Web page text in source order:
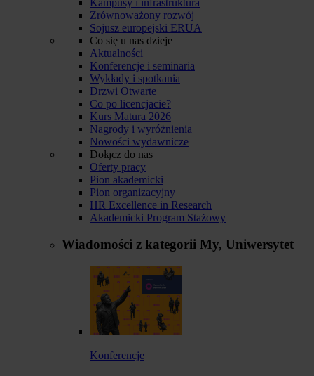
Zrównoważony rozwój
Sojusz europejski ERUA
Co się u nas dzieje
Aktualności
Konferencje i seminaria
Wykłady i spotkania
Drzwi Otwarte
Co po licencjacie?
Kurs Matura 2026
Nagrody i wyróżnienia
Nowości wydawnicze
Dołącz do nas
Oferty pracy
Pion akademicki
Pion organizacyjny
HR Excellence in Research
Akademicki Program Stażowy
Wiadomości z kategorii My, Uniwersytet
Konferencje